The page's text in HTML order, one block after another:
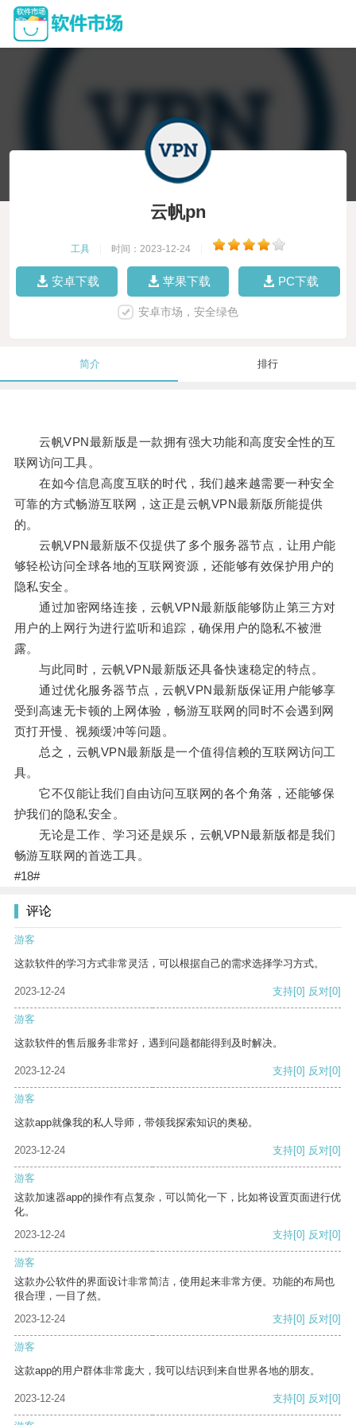
云帆pn
工具 时间：2023-12-24
安卓下载 苹果下载 PC下载
安卓市场，安全绿色
简介 排行
云帆VPN最新版是一款拥有强大功能和高度安全性的互
联网访问工具。
在如今信息高度互联的时代，我们越来越需要一种安全
可靠的方式畅游互联网，这正是云帆VPN最新版所能提供
的。
云帆VPN最新版不仅提供了多个服务器节点，让用户能
够轻松访问全球各地的互联网资源，还能够有效保护用户的
隐私安全。
通过加密网络连接，云帆VPN最新版能够防止第三方对
用户的上网行为进行监听和追踪，确保用户的隐私不被泄
露。
与此同时，云帆VPN最新版还具备快速稳定的特点。
通过优化服务器节点，云帆VPN最新版保证用户能够享
受到高速无卡顿的上网体验，畅游互联网的同时不会遇到网
页打开慢、视频缓冲等问题。
总之，云帆VPN最新版是一个值得信赖的互联网访问工
具。
它不仅能让我们自由访问互联网的各个角落，还能够保
护我们的隐私安全。
无论是工作、学习还是娱乐，云帆VPN最新版都是我们
畅游互联网的首选工具。
#18#
评论
游客
这款软件的学习方式非常灵活，可以根据自己的需求选择学习方式。
2023-12-24 支持[0] 反对[0]
游客
这款软件的售后服务非常好，遇到问题都能得到及时解决。
2023-12-24 支持[0] 反对[0]
游客
这款app就像我的私人导师，带领我探索知识的奥秘。
2023-12-24 支持[0] 反对[0]
游客
这款加速器app的操作有点复杂，可以简化一下，比如将设置页面进行优
化。
2023-12-24
支持[0] 反对[0]
游客
这款办公软件的界面设计非常简洁，使用起来非常方便。功能的布局也
很合理，一目了然。
2023-12-24
支持[0] 反对[0]
游客
这款app的用户群体非常庞大，我可以结识到来自世界各地的朋友。
2023-12-24 支持[0] 反对[0]